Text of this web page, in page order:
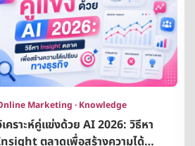
Marketing · Knowledge
คราะห์คู่แข่งด้วย AI 2026: วิธีหา
ตลาดเพื่อสร้างความได้